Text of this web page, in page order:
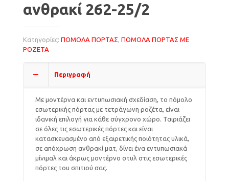
ανθρακί 262-25/2
Κατηγορίες: ΠΟΜΟΛΑ ΠΟΡΤΑΣ, ΠΟΜΟΛΑ ΠΟΡΤΑΣ ΜΕ
ΡΟΖΕΤΑ
Περιγραφή
Με μοντέρνα και εντυπωσιακή σχεδίαση, το πόμολο
εσωτερικής πόρτας με τετράγωνη ροζέτα, είναι
ιδανική επιλογή για κάθε σύγχρονο χώρο. Ταιριάζει
σε όλες τις εσωτερικές πόρτες και είναι
κατασκευασμένο από εξαιρετικής ποιότητας υλικά,
σε απόχρωση ανθρακί ματ, δίνει ένα εντυπωσιακά
μίνιμαλ και άκρως μοντέρνο στυλ στις εσωτερικές
πόρτες του σπιτιού σας.